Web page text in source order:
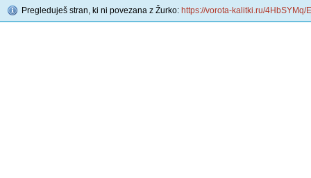
Pregleduješ stran, ki ni povezana z Žurko: https://vorota-kalitki.ru/4HbSYMq/